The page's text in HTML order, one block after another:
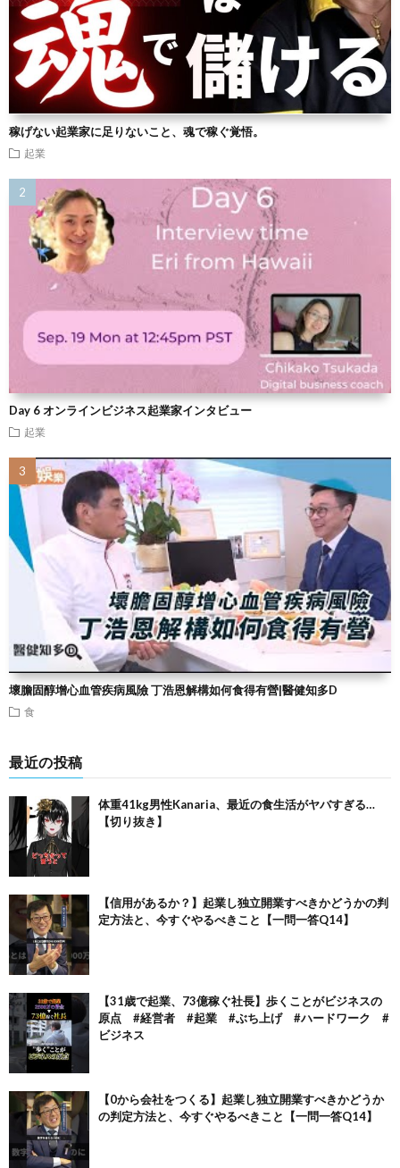
稼げない起業家に足りないこと、魂で稼ぐ覚悟。
起業
Day 6 オンラインビジネス起業家インタビュー
起業
壞膽固醇增心血管疾病風險 丁浩恩解構如何食得有營|醫健知多D
食
最近の投稿
体重41kg男性Kanaria、最近の食生活がヤバすぎる…
【切り抜き】
【信用があるか？】起業し独立開業すべきかどうかの判
定方法と、今すぐやるべきこと【一問一答Q14】
【31歳で起業、73億稼ぐ社長】歩くことがビジネスの
原点 #経営者 #起業 #ぶち上げ #ハードワーク #
ビジネス
【0から会社をつくる】起業し独立開業すべきかどうか
の判定方法と、今すぐやるべきこと【一問一答Q14】